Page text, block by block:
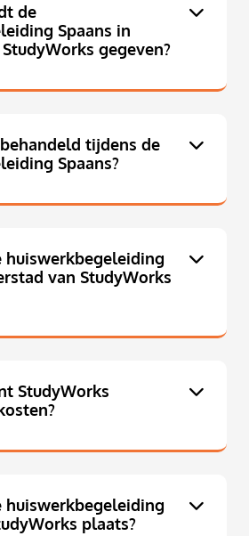
de
Spaans in
gegeven?
tijdens de
Spaans?
huiswerkbegeleiding
van StudyWorks
StudyWorks
huiswerkbegeleiding
plaats?